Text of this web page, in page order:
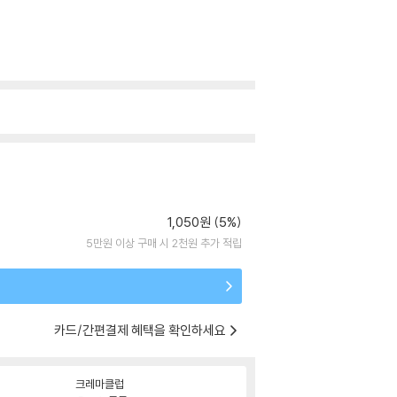
1,050원 (5%)
5만원 이상 구매 시 2천원 추가 적립
카드/간편결제 혜택을 확인하세요
크레마클럽